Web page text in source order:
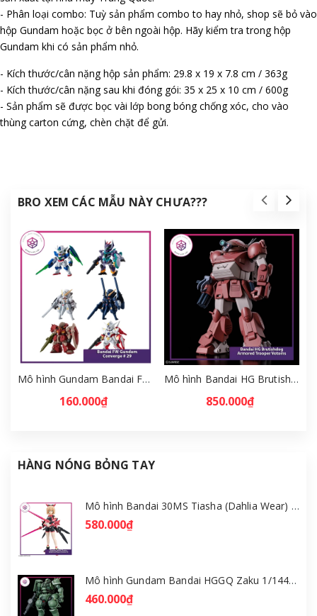
- Phân loại combo: Tuỳ sản phẩm combo to hay nhỏ, shop sẽ bỏ vào
hộp Gundam hoặc bọc ở bên ngoài hộp. Hãy kiểm tra trong hộp
Gundam khi có sản phẩm nhỏ.
- Kích thước/cân nặng hộp sản phẩm: 29.8 x 19 x 7.8 cm / 363g
- Kích thước/cân nặng sau khi đóng gói: 35 x 25 x 10 cm / 600g
- Sản phẩm sẽ được bọc vài lớp bong bóng chống xóc, cho vào
thùng carton cứng, chèn chặt để gửi.
BRO XEM CÁC MẪU NÀY CHƯA???
Mô hình Gundam Bandai FW Gundam Converge # 29 Full Set [GDB] [FCH]
160.000₫
Mô hình Bandai HG Brutishdog - Armored Trooper Votoms [GDB] [BHG]
850.000₫
HÀNG NÓNG BỎNG TAY
Mô hình Bandai 30MS Tiasha (Dahlia Wear) [Color B] [GDB] [30MS]
580.000₫
Mô hình Gundam Bandai HGGQ Zaku 1/144 – MSG GQuuuuuuX [GDB] [BHG]
460.000₫